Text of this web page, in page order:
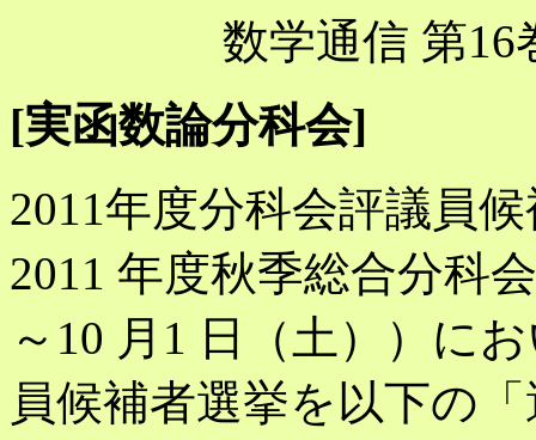
数学通信 第16
[実函数論分科会]
2011年度分科会評議員
2011 年度秋季総合分科
～10 月1 日（土））に
員候補者選挙を以下の